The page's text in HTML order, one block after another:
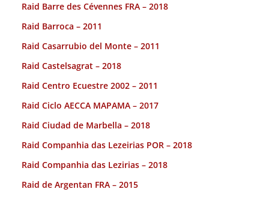
Raid Barre des Cévennes FRA – 2018
Raid Barroca – 2011
Raid Casarrubio del Monte – 2011
Raid Castelsagrat – 2018
Raid Centro Ecuestre 2002 – 2011
Raid Ciclo AECCA MAPAMA – 2017
Raid Ciudad de Marbella – 2018
Raid Companhia das Lezeirias POR – 2018
Raid Companhia das Lezirias – 2018
Raid de Argentan FRA – 2015